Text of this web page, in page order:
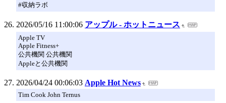
#収納ラボ
2026/05/16 11:00:06 アップル - ホットニュース
Apple TV
Apple Fitness+
公共機関 公共機関
Appleと公共機関
2026/04/24 00:06:03 Apple Hot News
Tim Cook John Ternus